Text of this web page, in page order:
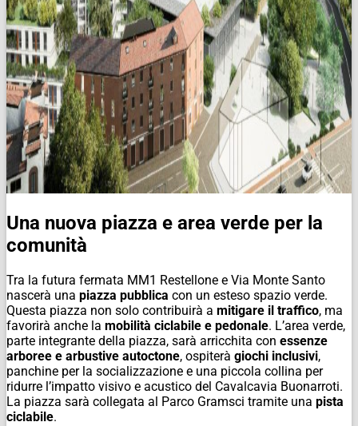
Una nuova piazza e area verde per la
comunità
Tra la futura fermata MM1 Restellone e Via Monte Santo
nascerà una piazza pubblica con un esteso spazio verde.
Questa piazza non solo contribuirà a mitigare il traffico, ma
favorirà anche la mobilità ciclabile e pedonale. L’area verde,
parte integrante della piazza, sarà arricchita con essenze
arboree e arbustive autoctone, ospiterà giochi inclusivi,
panchine per la socializzazione e una piccola collina per
ridurre l’impatto visivo e acustico del Cavalcavia Buonarroti.
La piazza sarà collegata al Parco Gramsci tramite una pista
ciclabile.